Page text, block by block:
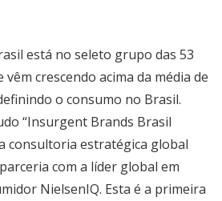
está no seleto grupo das 53
crescendo acima da média de
o consumo no Brasil.
“Insurgent Brands Brasil
consultoria estratégica global
com a líder global em
NielsenIQ. Esta é a primeira